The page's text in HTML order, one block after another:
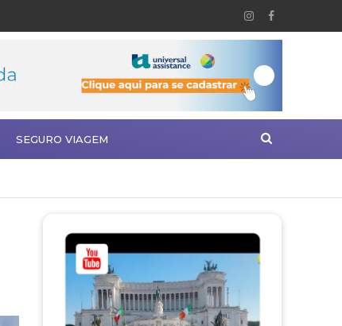
SEGURO VIAGEM